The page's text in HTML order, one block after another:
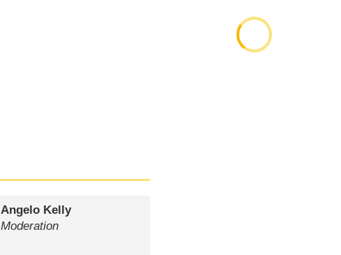
Angelo Kelly
Moderation